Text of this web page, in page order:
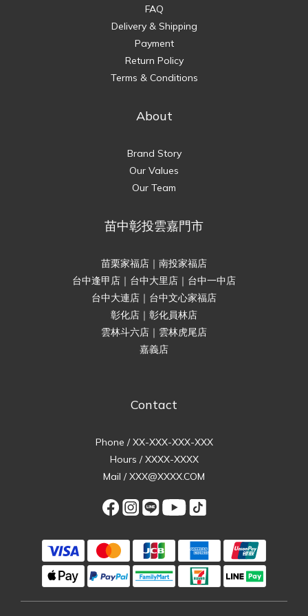
FAQ
Delivery & Shipping
Payment
Return Policy
Terms & Conditions
About
Brand Story
Our Values
Our Team
苗中彰投雲嘉門市
苗栗家福店｜南投家福店
台中逢甲店｜台中大里店｜台中一中店
台中大連店｜台中文心家福店
彰化店｜彰化員林店
雲林斗六店｜雲林虎尾店
嘉義店
Contact
Phone / XX-XXX-XXX-XXX
Hours / XXXX-XXXX
Mail / XXX@XXXX.COM